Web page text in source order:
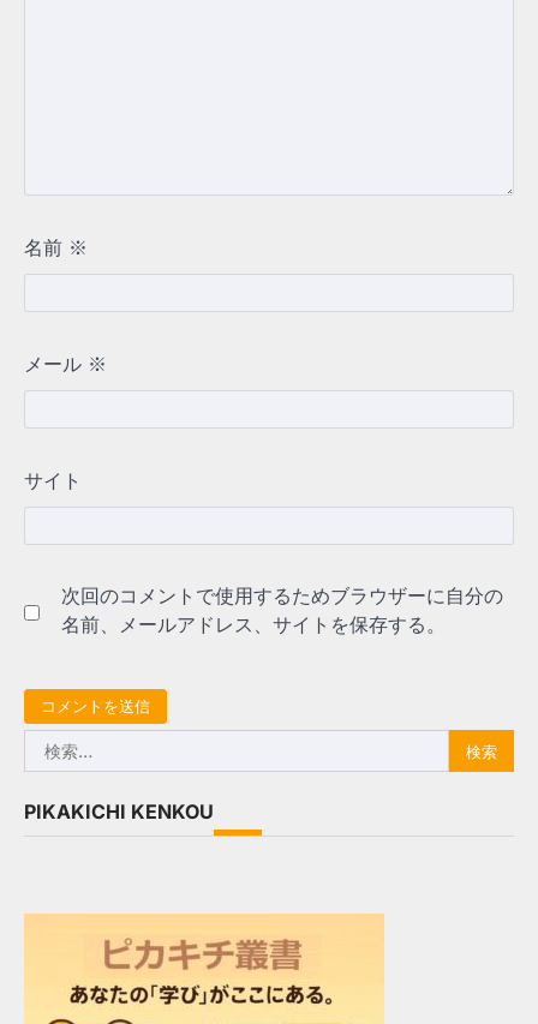
名前 ※
メール ※
サイト
次回のコメントで使用するためブラウザーに自分の
名前、メールアドレス、サイトを保存する。
索:
PIKAKICHI KENKOU